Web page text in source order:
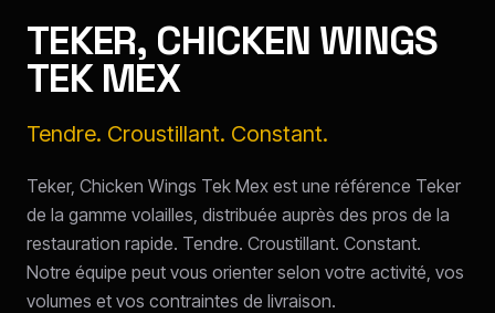
TEKER, CHICKEN WINGS
TEK MEX
Tendre. Croustillant. Constant.
Teker, Chicken Wings Tek Mex est une référence Teker
de la gamme volailles, distribuée auprès des pros de la
restauration rapide. Tendre. Croustillant. Constant.
Notre équipe peut vous orienter selon votre activité, vos
volumes et vos contraintes de livraison.